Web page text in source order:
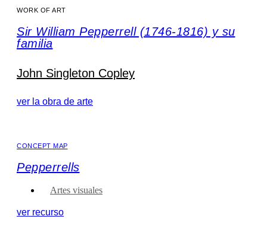
WORK OF ART
Sir William Pepperrell (1746-1816) y su
familia
John Singleton Copley
ver la obra de arte
CONCEPT MAP
Pepperrells
Artes visuales
ver recurso